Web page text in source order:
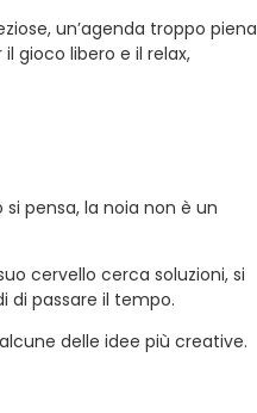
un’agenda troppo piena
gioco libero e il relax,
pensa, la noia non è un
cervello cerca soluzioni, si
di passare il tempo.
delle idee più creative.